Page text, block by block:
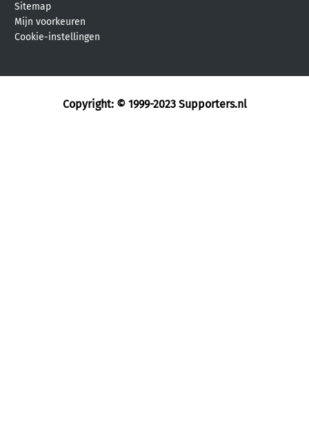
Sitemap
Mijn voorkeuren
Cookie-instellingen
Copyright: © 1999-2023 Supporters.nl